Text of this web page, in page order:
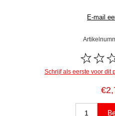
Schrijf als eerste voor dit